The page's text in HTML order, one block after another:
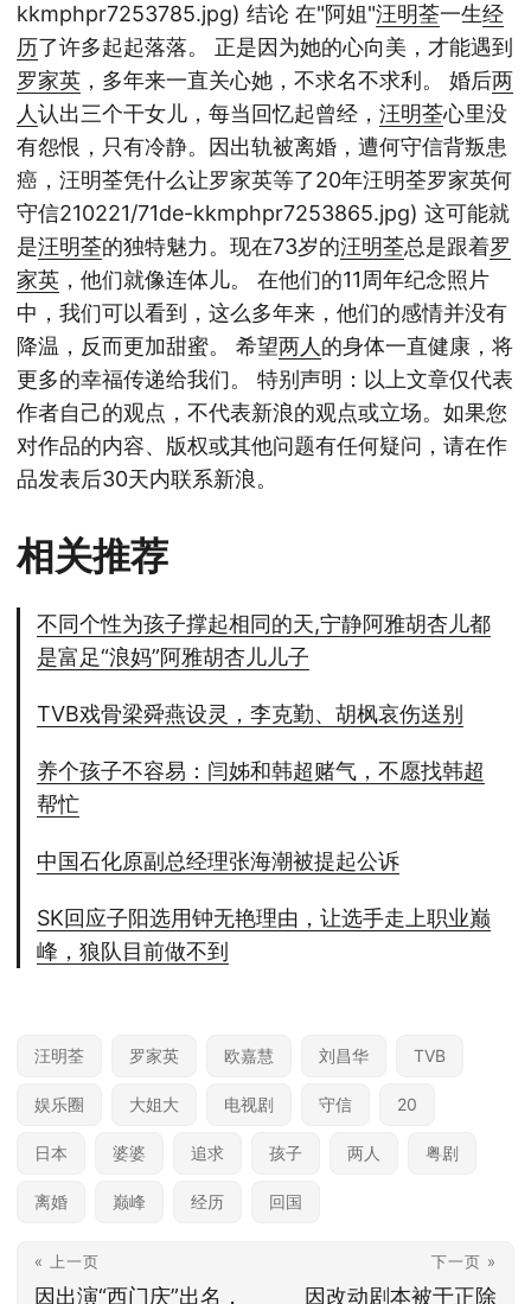
kkmphpr7253785.jpg) 结论 在"阿姐"汪明荃一生经
历了许多起起落落。 正是因为她的心向美，才能遇到
罗家英 ，多年来一直关心她，不求名不求利。 婚后两
人认出三个干女儿，每当回忆起曾经， 汪明荃心里没
有怨恨，只有冷静。因出轨被离婚，遭何守信背叛患
癌，汪明荃凭什么让罗家英等了20年汪明荃罗家英何
守信210221/71de-kkmphpr7253865.jpg) 这可能就
是汪明荃的独特魅力。现在73岁的汪明荃总是跟着罗
家英 ，他们就像连体儿。 在他们的11周年纪念照片
中，我们可以看到，这么多年来，他们的感情并没有
降温，反而更加甜蜜。 希望两人的身体一直健康，将
更多的幸福传递给我们。 特别声明：以上文章仅代表
作者自己的观点，不代表新浪的观点或立场。如果您
对作品的内容、版权或其他问题有任何疑问，请在作
品发表后30天内联系新浪。
相关推荐
不同个性为孩子撑起相同的天,宁静阿雅胡杏儿都
是富足“浪妈”阿雅胡杏儿儿子
TVB戏骨梁舜燕设灵，李克勤、胡枫哀伤送别
养个孩子不容易：闫姊和韩超赌气，不愿找韩超
帮忙
中国石化原副总经理张海潮被提起公诉
SK回应子阳选用钟无艳理由，让选手走上职业巅
峰，狼队目前做不到
汪明荃 罗家英 欧嘉慧 刘昌华 TVB
娱乐圈 大姐大 电视剧 守信 20
日本 婆婆 追求 孩子 两人 粤剧
离婚 巅峰 经历 回国
« 上一页
因出演“西门庆”出名，
下一页 »
因改动剧本被于正除